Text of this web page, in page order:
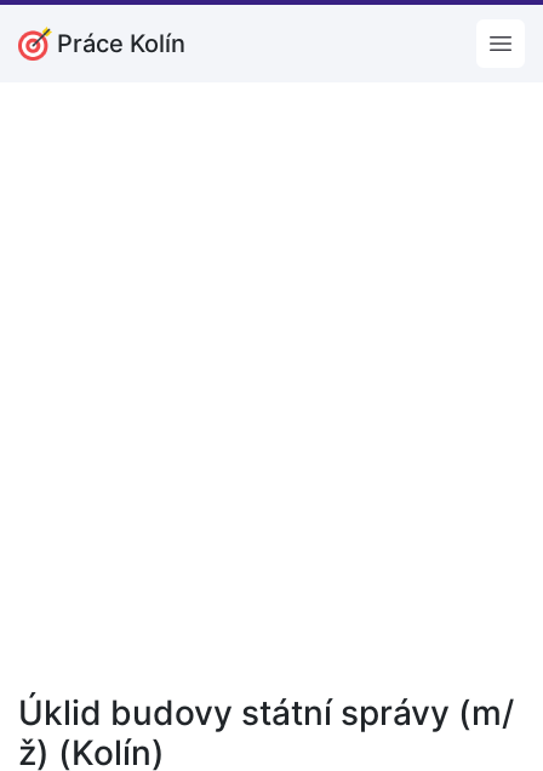
Práce Kolín
Úklid budovy státní správy (m/
ž) (Kolín)